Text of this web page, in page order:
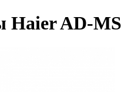
Haier AD-MS